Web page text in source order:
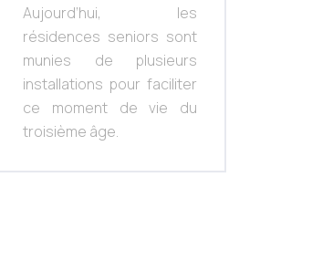
Aujourd’hui, les
résidences seniors sont
munies de plusieurs
installations pour faciliter
ce moment de vie du
troisième âge.